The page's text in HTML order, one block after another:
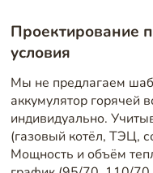
Проектирование
условия
Мы не предлагаем
аккумулятор горячей
индивидуально.
(газовый котёл, ТЭЦ,
Мощность и объём